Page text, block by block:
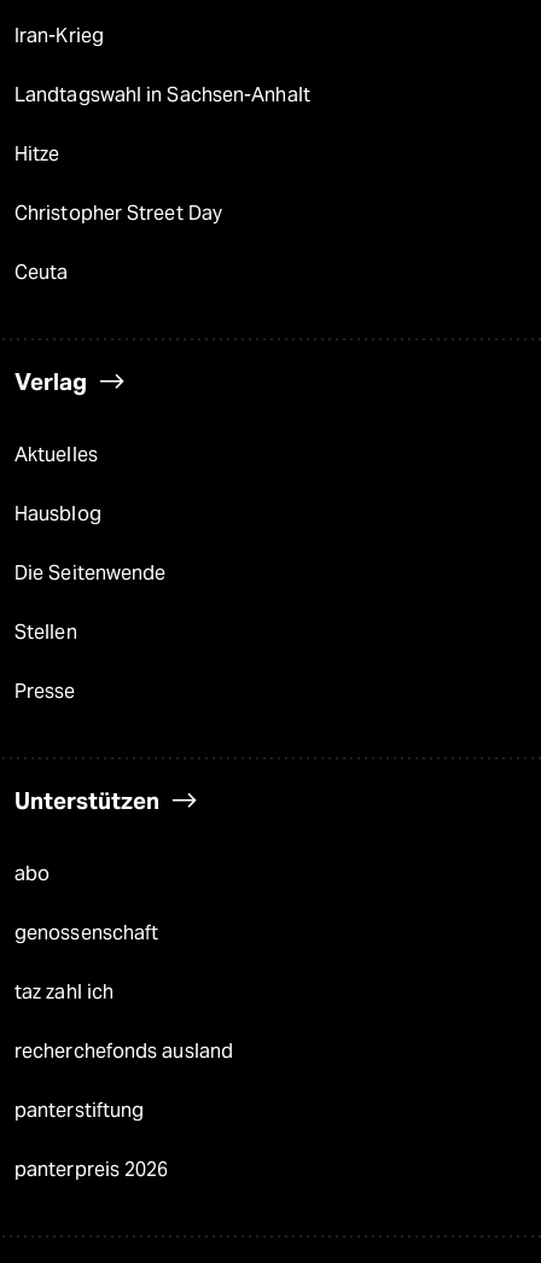
Iran-Krieg
Landtagswahl in Sachsen-Anhalt
Hitze
Christopher Street Day
Ceuta
Verlag
Aktuelles
Hausblog
Die Seitenwende
Stellen
Presse
Unterstützen
abo
genossenschaft
taz zahl ich
recherchefonds ausland
panterstiftung
panterpreis 2026